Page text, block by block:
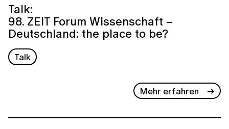
Talk:
98. ZEIT Forum Wissenschaft –
Deutschland: the place to be?
Talk
Mehr erfahren